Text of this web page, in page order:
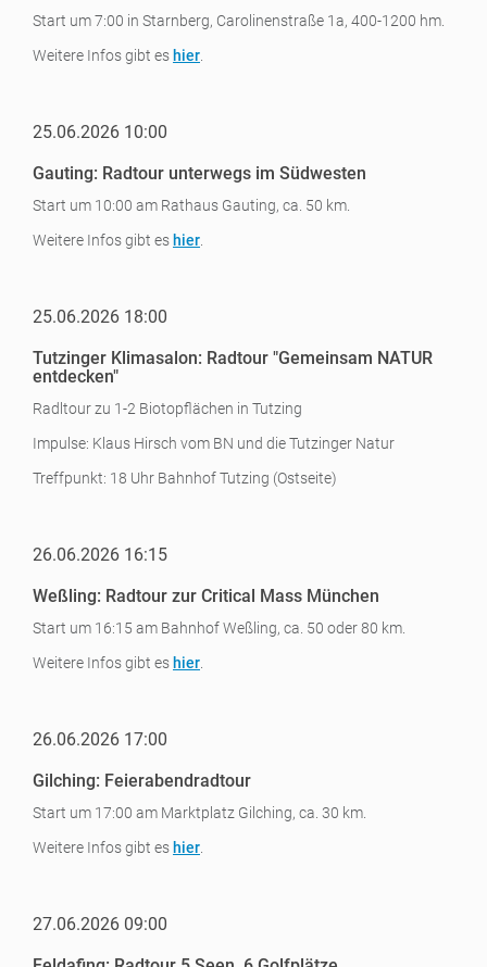
Start um 7:00 in Starnberg, Carolinenstraße 1a, 400-1200 hm.
Weitere Infos gibt es hier
25.06.2026 10:00
Gauting: Radtour unterwegs im Südwesten
Start um 10:00 am Rathaus Gauting, ca. 50 km.
Weitere Infos gibt es hier
25.06.2026 18:00
Tutzinger Klimasalon: Radtour "Gemeinsam NATUR
entdecken"
Radltour zu 1-2 Biotopflächen in Tutzing
Impulse: Klaus Hirsch vom BN und die Tutzinger Natur
Treffpunkt: 18 Uhr Bahnhof Tutzing (Ostseite)
26.06.2026 16:15
Weßling: Radtour zur Critical Mass München
Start um 16:15 am Bahnhof Weßling, ca. 50 oder 80 km.
Weitere Infos gibt es hier
26.06.2026 17:00
Gilching: Feierabendradtour
Start um 17:00 am Marktplatz Gilching, ca. 30 km.
Weitere Infos gibt es hier
27.06.2026 09:00